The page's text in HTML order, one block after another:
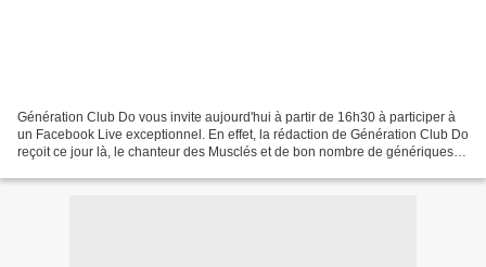
Génération Club Do vous invite aujourd'hui à partir de 16h30 à participer à
un Facebook Live exceptionnel. En effet, la rédaction de Génération Club Do
reçoit ce jour là, le chanteur des Musclés et de bon nombre de génériques